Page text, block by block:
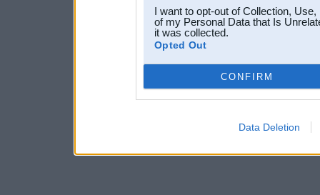
I want to opt-out of Collection,
of my Personal Data that Is
it was collected.
Opted Out
CONFIRM
Data Deletion